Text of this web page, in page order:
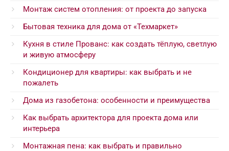
Монтаж систем отопления: от проекта до запуска
Бытовая техника для дома от «Техмаркет»
Кухня в стиле Прованс: как создать тёплую, светлую
и живую атмосферу
Кондиционер для квартиры: как выбрать и не
пожалеть
Дома из газобетона: особенности и преимущества
Как выбрать архитектора для проекта дома или
интерьера
Монтажная пена: как выбрать и правильно